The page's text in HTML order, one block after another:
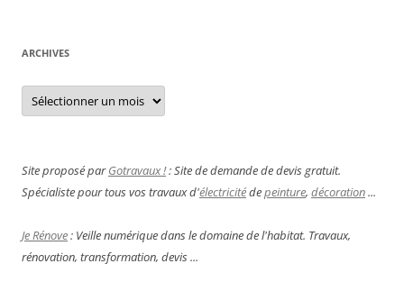
ARCHIVES
Archives
Site proposé parGotravaux !: Site de demande de devis gratuit.
Spécialiste pour tous vos travaux d'électricitédepeinture, décoration...
Je Rénove: Veille numérique dans le domaine de l'habitat. Travaux,
rénovation, transformation, devis ...